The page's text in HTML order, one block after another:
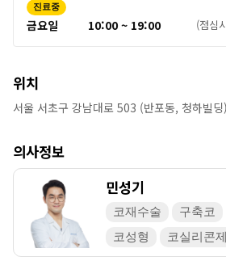
진료중
금요일 10:00 ~ 19:00 (점심
위치
서울 서초구 강남대로 503 (반포동, 청하빌
의사정보
민성기
코재수술 구축코
코성형
코실리콘